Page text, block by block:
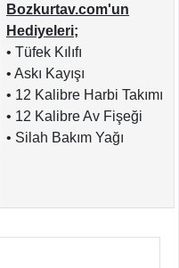
Bozkurtav.com'un
Hediyeleri;
• Tüfek Kılıfı
• Askı Kayışı
• 12 Kalibre Harbi Takımı
• 12 Kalibre Av Fişeği
• Silah Bakım Yağı